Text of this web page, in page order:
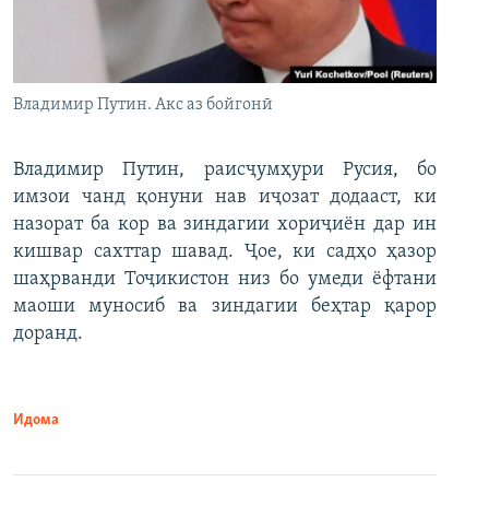
Владимир Путин. Акс аз бойгонӣ
Владимир Путин, раисҷумҳури Русия, бо
имзои чанд қонуни нав иҷозат додааст, ки
назорат ба кор ва зиндагии хориҷиён дар ин
кишвар сахттар шавад. Ҷое, ки садҳо ҳазор
шаҳрванди Тоҷикистон низ бо умеди ёфтани
маоши муносиб ва зиндагии беҳтар қарор
доранд.
Идома